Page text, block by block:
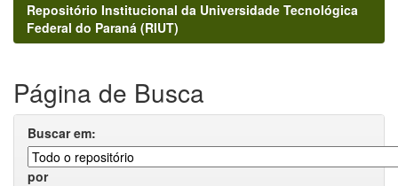
Repositório Institucional da Universidade Tecnológica
Federal do Paraná (RIUT)
Página de Busca
Buscar em:
por